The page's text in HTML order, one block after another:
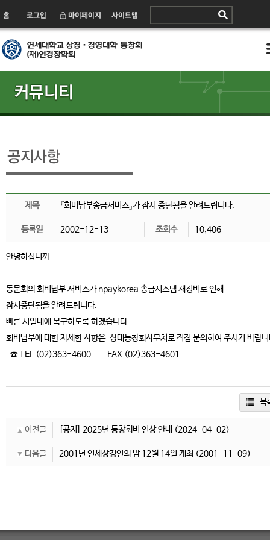
제목 『회비납부송금서비스』가 잠시 중단됨을 알려드립니다.
등록일 2002-12-13 조회수 10,406
안녕하십니까
동문회의 회비납부 서비스가 npaykorea 송금시스템 재정비로 인해
잠시중단됨을 알려드립니다.
빠른 시일내에 복구하도록 하겠습니다.
회비납부에 대한 자세한 사항은 상대동창회사무처로 직접 문의하여 주시기 바랍
☎ TEL (02)363-4600 FAX (02)363-4601
목
이전글 [공지] 2025년 동창회비 인상 안내 (2024-04-02)
다음글 2001년 연세상경인의 밤 12월 14일 개최 (2001-11-09)